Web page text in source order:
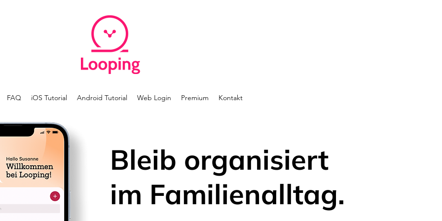
FAQ iOS Tutorial Android Tutorial Web Login Premium Kontakt
Bleib organisiert
im Familienalltag.